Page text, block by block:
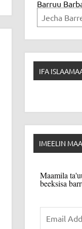
Barruu
IFA
IMEELIN
Maamila
beeksisa
Email
Address